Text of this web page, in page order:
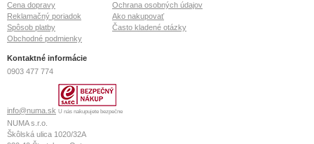
Cena dopravy
Ochrana osobných údajov
Reklamačný poriadok
Ako nakupovať
Spôsob platby
Často kladené otázky
Obchodné podmienky
Kontaktné informácie
0903 477 774
info@numa.sk U nás nakupujete bezpečne
NUMA s.r.o.
Škôlská ulica 1020/32A